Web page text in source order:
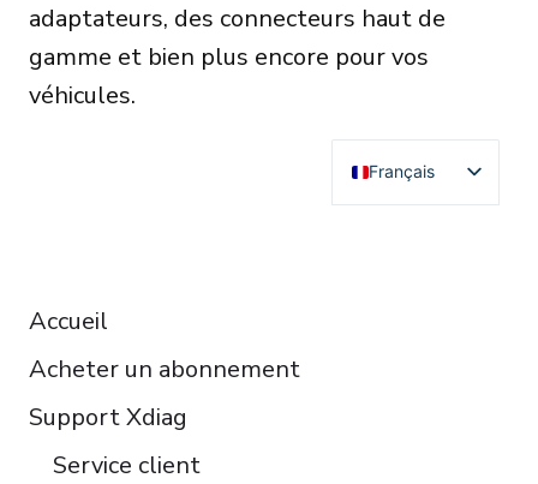
adaptateurs, des connecteurs haut de
gamme et bien plus encore pour vos
véhicules.
Français
English
Accueil
Acheter un abonnement
Support Xdiag
Service client